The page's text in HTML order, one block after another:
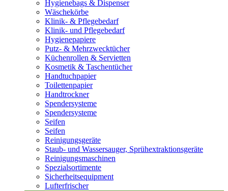
Hygienebags & Dispenser
Wäschekörbe
Klinik- & Pflegebedarf
Klinik- und Pflegebedarf
Hygienepapiere
Putz- & Mehrzwecktücher
Küchenrollen & Servietten
Kosmetik & Taschentücher
Handtuchpapier
Toilettenpapier
Handtrockner
Spendersysteme
Spendersysteme
Seifen
Seifen
Reinigungsgeräte
Staub- und Wassersauger, Sprühextraktionsgeräte
Reinigungsmaschinen
Spezialsortimente
Sicherheitsequipment
Lufterfrischer